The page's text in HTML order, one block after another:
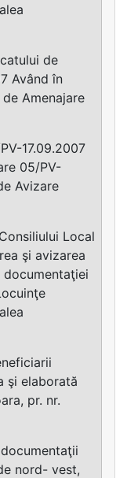
de
Având în
Amenajare
17.09.2007
05/PV-
Avizare
Local
şi avizarea
şi elaborată
pr. nr.
nord- vest,